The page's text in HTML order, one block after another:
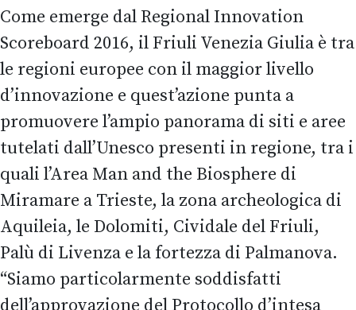
Come emerge dal Regional Innovation
Scoreboard 2016, il Friuli Venezia Giulia è tra
le regioni europee con il maggior livello
d’innovazione e quest’azione punta a
promuovere l’ampio panorama di siti e aree
tutelati dall’Unesco presenti in regione, tra i
quali l’Area Man and the Biosphere di
Miramare a Trieste, la zona archeologica di
Aquileia, le Dolomiti, Cividale del Friuli,
Palù di Livenza e la fortezza di Palmanova.
“Siamo particolarmente soddisfatti
dell’approvazione del Protocollo d’intesa